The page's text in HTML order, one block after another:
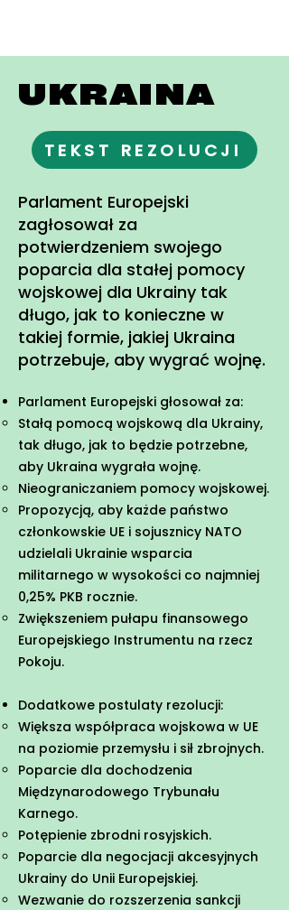
UKRAINA
TEKST REZOLUCJI
Parlament Europejski
zagłosował za
potwierdzeniem swojego
poparcia dla stałej pomocy
wojskowej dla Ukrainy tak
długo, jak to konieczne w
takiej formie, jakiej Ukraina
potrzebuje, aby wygrać wojnę.
Parlament Europejski głosował za:
Stałą pomocą wojskową dla Ukrainy,
tak długo, jak to będzie potrzebne,
aby Ukraina wygrała wojnę.
Nieograniczaniem pomocy wojskowej.
Propozycją, aby każde państwo
członkowskie UE i sojusznicy NATO
udzielali Ukrainie wsparcia
militarnego w wysokości co najmniej
0,25% PKB rocznie.
Zwiększeniem pułapu finansowego
Europejskiego Instrumentu na rzecz
Pokoju.
Dodatkowe postulaty rezolucji:
Większa współpraca wojskowa w UE
na poziomie przemysłu i sił zbrojnych.
Poparcie dla dochodzenia
Międzynarodowego Trybunału
Karnego.
Potępienie zbrodni rosyjskich.
Poparcie dla negocjacji akcesyjnych
Ukrainy do Unii Europejskiej.
Wezwanie do rozszerzenia sankcji